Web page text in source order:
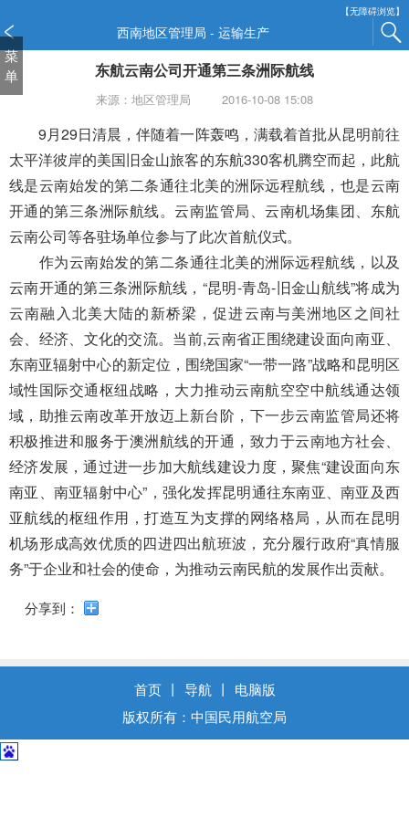
【无障碍浏览】
西南地区管理局 - 运输生产
菜
单
东航云南公司开通第三条洲际航线
来源：地区管理局 2016-10-08 15:08
9月29日清晨，伴随着一阵轰鸣，满载着首批从昆明前往
太平洋彼岸的美国旧金山旅客的东航330客机腾空而起，此航
线是云南始发的第二条通往北美的洲际远程航线，也是云南
开通的第三条洲际航线。云南监管局、云南机场集团、东航
云南公司等各驻场单位参与了此次首航仪式。
作为云南始发的第二条通往北美的洲际远程航线，以及
云南开通的第三条洲际航线，“昆明-青岛-旧金山航线”将成为
云南融入北美大陆的新桥梁，促进云南与美洲地区之间社
会、经济、文化的交流。当前,云南省正围绕建设面向南亚、
东南亚辐射中心的新定位，围绕国家“一带一路”战略和昆明区
域性国际交通枢纽战略，大力推动云南航空空中航线通达领
域，助推云南改革开放迈上新台阶，下一步云南监管局还将
积极推进和服务于澳洲航线的开通，致力于云南地方社会、
经济发展，通过进一步加大航线建设力度，聚焦“建设面向东
南亚、南亚辐射中心”，强化发挥昆明通往东南亚、南亚及西
亚航线的枢纽作用，打造互为支撑的网络格局，从而在昆明
机场形成高效优质的四进四出航班波，充分履行政府“真情服
务”于企业和社会的使命，为推动云南民航的发展作出贡献。
分享到：
首页 丨 导航 丨
电脑版
版权所有：中国民用航空局
窗
口
打
说
明
页
面,
加
波
键
打
开
导
盲
模
式